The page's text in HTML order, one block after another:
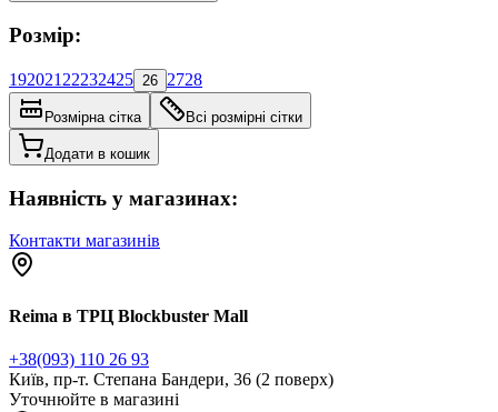
Розмір:
192021 22232425 26 2728
Розмірна сітка Всі розмірні сітки
Додати в кошик
Наявність у магазинах:
Контакти магазинів
Reima в ТРЦ Blockbuster Mall
+38(093) 110 26 93
Київ, пр-т. Степана Бандери, 36 (2 поверх)
Уточнюйте в магазині